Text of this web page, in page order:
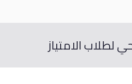
لطلاب الامتياز